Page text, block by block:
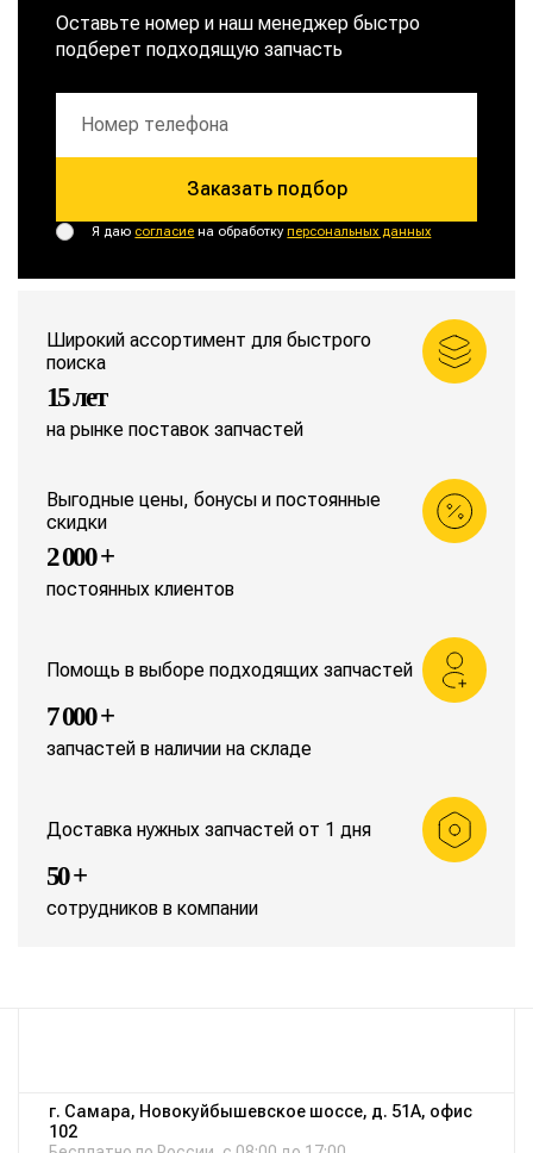
Оставьте номер и наш менеджер быстро
подберет подходящую запчасть
Заказать подбор
Я даю согласие на обработкуперсональных данных
Широкий ассортимент для быстрого
поиска
15 лет
на рынке поставок запчастей
Выгодные цены, бонусы и постоянные
скидки
2 000 +
постоянных клиентов
Помощь в выборе подходящих запчастей
7 000 +
запчастей в наличии на складе
Доставка нужных запчастей от 1 дня
50 +
сотрудников в компании
г. Самара, Новокуйбышевское шоссе, д. 51А, офис
102